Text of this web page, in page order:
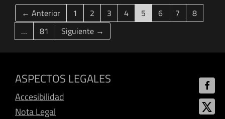
← Anterior 1 2 3 4 5 (current)
6 7
8
…
81 Siguiente →
ASPECTOS LEGALES
Accesibilidad
Nota Legal